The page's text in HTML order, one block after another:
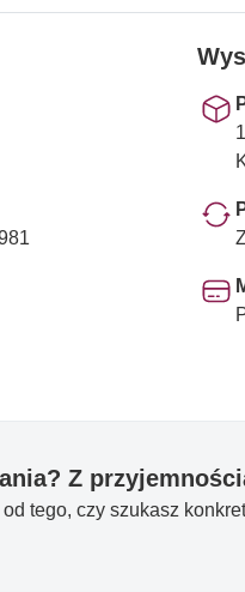
Z
tego, czy szukasz